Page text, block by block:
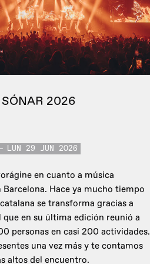
2026
LUN 29 JUN 2026
en cuanto a música
Hace ya mucho tiempo
se transforma gracias a
que en su última edición reunió a
personas en casi 200 actividades.
una vez más y te contamos
altos del encuentro.